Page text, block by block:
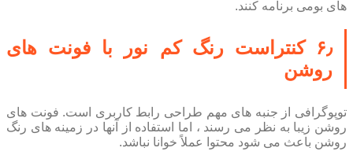
های بومی برنامه کنند.
۶٫ کنتراست رنگ کم نور با فونت های
روشن
توپوگرافی از جنبه های مهم طراحی رابط کاربری است. فونت های
روشن زیبا به نظر می رسند ، اما استفاده از آنها در زمینه های رنگ
روشن باعث می شود محتوا عملاً خوانا نباشد.